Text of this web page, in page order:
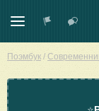
Поэмбук /